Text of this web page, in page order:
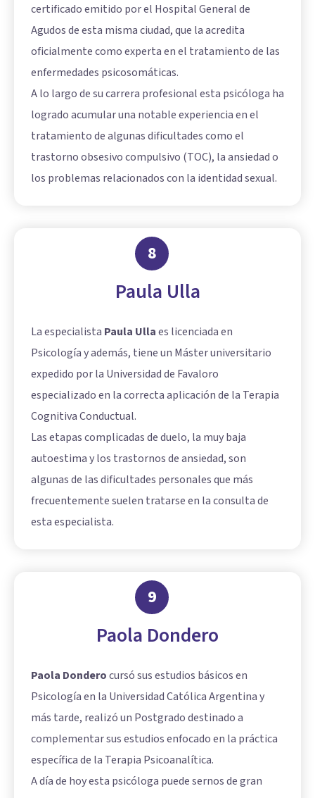
certificado emitido por el Hospital General de
Agudos de esta misma ciudad, que la acredita
oficialmente como experta en el tratamiento de las
enfermedades psicosomáticas.
A lo largo de su carrera profesional esta psicóloga ha
logrado acumular una notable experiencia en el
tratamiento de algunas dificultades como el
trastorno obsesivo compulsivo (TOC), la ansiedad o
los problemas relacionados con la identidad sexual.
8
Paula Ulla
La especialista Paula Ullaes licenciada en
Psicología y además, tiene un Máster universitario
expedido por la Universidad de Favaloro
especializado en la correcta aplicación de la Terapia
Cognitiva Conductual.
Las etapas complicadas de duelo, la muy baja
autoestima y los trastornos de ansiedad, son
algunas de las dificultades personales que más
frecuentemente suelen tratarse en la consulta de
esta especialista.
9
Paola Dondero
Paola Donderocursó sus estudios básicos en
Psicología en la Universidad Católica Argentina y
más tarde, realizó un Postgrado destinado a
complementar sus estudios enfocado en la práctica
específica de la Terapia Psicoanalítica.
A día de hoy esta psicóloga puede sernos de gran